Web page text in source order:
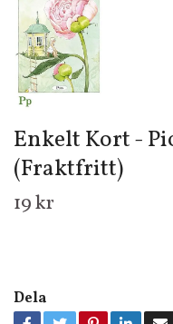
Enkelt Kort -
(Fraktfritt)
19 kr
Dela